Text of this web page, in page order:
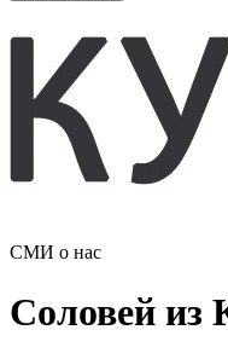
СМИ о нас
Соловей из